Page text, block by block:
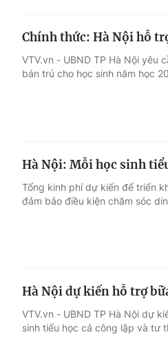
Chính thức: Hà Nội hỗ
VTV.vn - UBND TP Hà Nội yêu
bán trú cho học sinh năm học
Hà Nội: Mỗi học sinh
Tổng kinh phí dự kiến để triển
đảm bảo điều kiện chăm sóc
Hà Nội dự kiến hỗ trợ
VTV.vn - UBND TP Hà Nội dự
sinh tiểu học cả công lập và tư